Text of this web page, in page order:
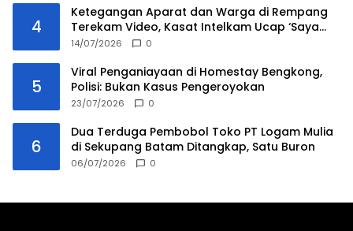
4
Ketegangan Aparat dan Warga di Rempang
Terekam Video, Kasat Intelkam Ucap ‘Saya
Tidak Ada Urusan Kau’
14/07/2026 0
5
Viral Penganiayaan di Homestay Bengkong,
Polisi: Bukan Kasus Pengeroyokan
23/07/2026 0
6
Dua Terduga Pembobol Toko PT Logam Mulia
di Sekupang Batam Ditangkap, Satu Buron
06/07/2026 0